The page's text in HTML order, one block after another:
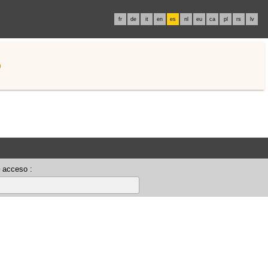
fr de it en es nl eu ca pl rs lv
acceso :